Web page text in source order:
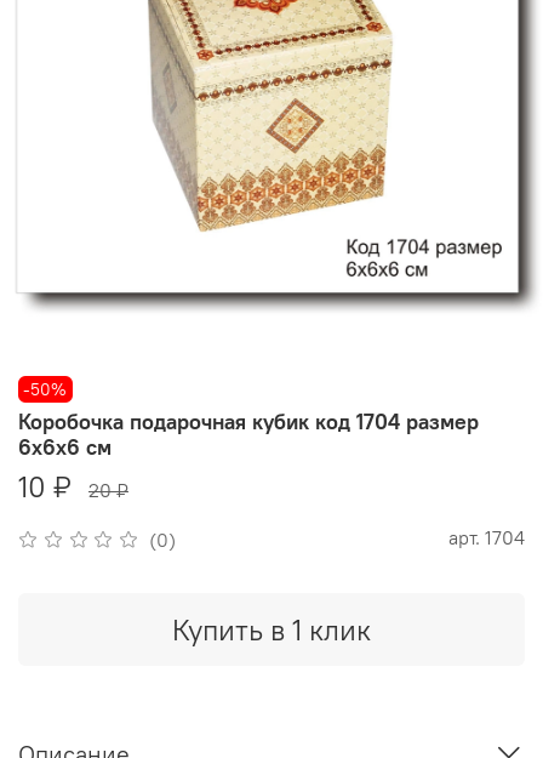
-50%
(0) арт. 1704
Коробочка подарочная кубик код 1704 размер
6х6х6 см
10 ₽ 20 ₽
Купить в 1 клик